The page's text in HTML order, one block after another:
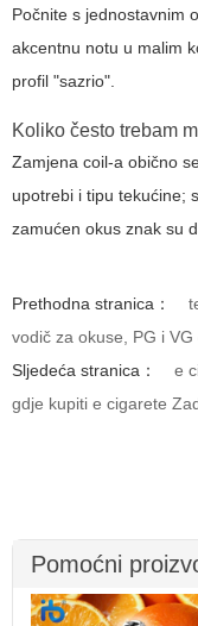
Počnite s jednostavnim
akcentnu notu u malim
profil "sazrio".
Koliko često trebam
Zamjena coil-a obično
upotrebi i tipu tekućine;
zamućen okus znak su
Prethodna stranica：
vodič za okuse, PG i
Sljedeća stranica：
e
gdje kupiti e cigarete
Pomoćni